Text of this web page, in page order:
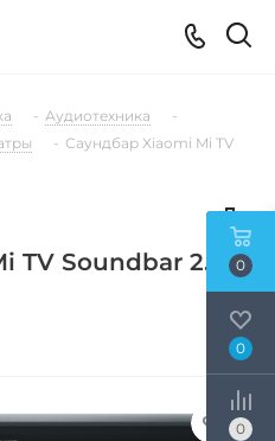
- Аудиотехника
-
- Саундбар Xiaomi Mi TV
Soundbar 2.1
0
0
0